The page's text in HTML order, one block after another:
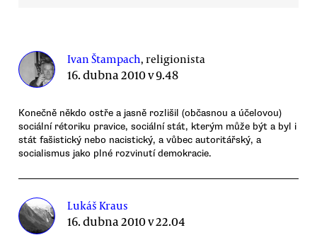
Ivan Štampach, religionista
16. dubna 2010 v 9.48
Konečně někdo ostře a jasně rozlišil (občasnou a účelovou)
sociální rétoriku pravice, sociální stát, kterým může být a byl i
stát fašistický nebo nacistický, a vůbec autoritářský, a
socialismus jako plné rozvinutí demokracie.
Lukáš Kraus
16. dubna 2010 v 22.04